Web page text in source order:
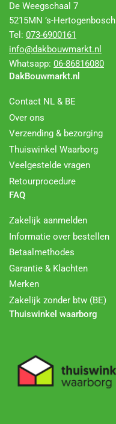
De Weegschaal 7
5215MN ’s-Hertogenbosch
Tel: 073-6900161
info@dakbouwmarkt.nl
Whatsapp: 06-86816080
DakBouwmarkt.nl
Contact NL & BE
Over ons
Verzending & bezorging
Thuiswinkel Waarborg
Veelgestelde vragen
Retourprocedure
FAQ
Zakelijk aanmelden
Informatie over bestellen
Betaalmethodes
Garantie & Klachten
Merken
Zakelijk zonder btw (BE)
Thuiswinkel waarborg